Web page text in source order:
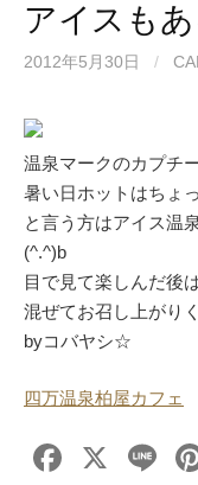
アイスもあ
2012年5月30日 /
温泉マークのカプチ
暑い日ホットはちょ
と言う方はアイス温
(^.^)b
目で見て楽しんだ後
混ぜてお召し上がり
byコバヤシ☆
四万温泉柏屋カフェ
F
X
Li